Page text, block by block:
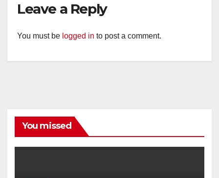
Leave a Reply
You must be logged in to post a comment.
You missed